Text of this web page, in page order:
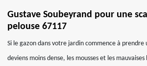
Gustave Soubeyrand pour une
pelouse 67117
Si le gazon dans votre jardin commence à prendre
deviens moins dense, les mousses et les